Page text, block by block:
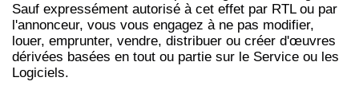
Sauf expressément autorisé à cet effet par RTL ou par
l'annonceur, vous vous engagez à ne pas modifier,
louer, emprunter, vendre, distribuer ou créer d'œuvres
dérivées basées en tout ou partie sur le Service ou les
Logiciels.